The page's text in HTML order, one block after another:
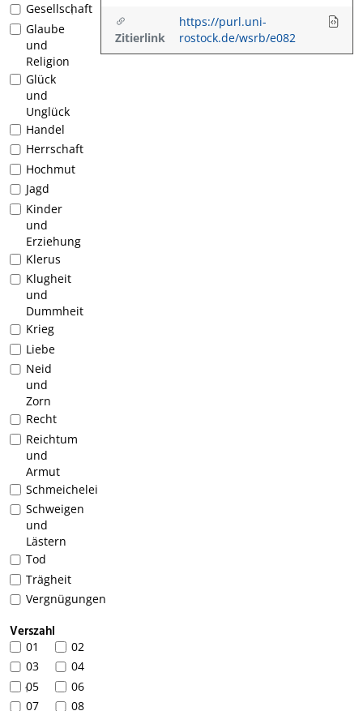
1
Gesellschaft
Glaube
und
Religion
Glück
und
Unglück
Handel
Herrschaft
Hochmut
Jagd
Kinder
und
Erziehung
Klerus
Klugheit
und
Dummheit
Krieg
Liebe
Neid
und
Zorn
Recht
Reichtum
und
Armut
Schmeichelei
Schweigen
und
Lästern
Tod
Trägheit
Vergnügungen
Verszahl
01
02
03
04
105
06
07
08
Zitierlink
https://purl.uni-
rostock.de/wsrb/e082